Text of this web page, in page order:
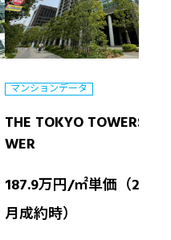
マンションデータ
THE TOKYO TOWERS
WER
187.9万円/㎡単価（2025
月成約時）